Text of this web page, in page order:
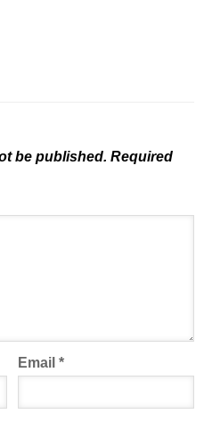
be published. Required
Email*